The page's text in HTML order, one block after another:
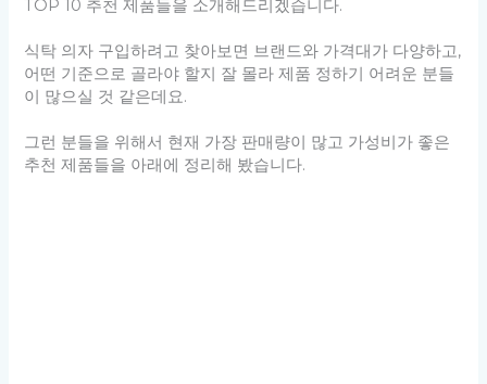
TOP 10 추천 제품들을 소개해드리겠습니다.
식탁 의자 구입하려고 찾아보면 브랜드와 가격대가 다양하고,
어떤 기준으로 골라야 할지 잘 몰라 제품 정하기 어려운 분들
이 많으실 것 같은데요.
그런 분들을 위해서 현재 가장 판매량이 많고 가성비가 좋은
추천 제품들을 아래에 정리해 봤습니다.